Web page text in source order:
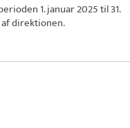
1. januar 2025 til 31.
direktionen.